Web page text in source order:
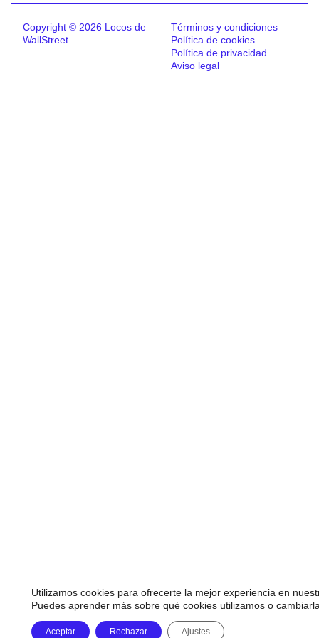
Copyright © 2026 Locos de
WallStreet
Términos y condiciones
Política de cookies
Política de privacidad
Aviso legal
Utilizamos cookies para ofrecerte la mejor experiencia en
Puedes aprender más sobre qué cookies utilizamos o
Aceptar Rechazar Ajustes